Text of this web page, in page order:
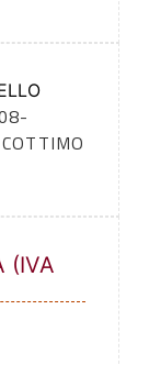
(IVA